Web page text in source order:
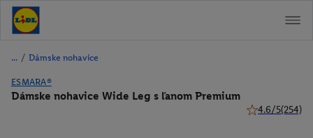
/ Dámske nohavice
ESMARA®
Dámske nohavice Wide Leg s ľanom Premium
4.6/5(254)